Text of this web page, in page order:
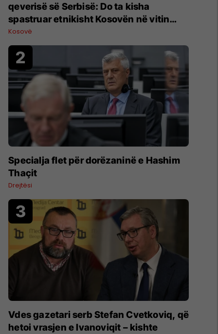
qeverisë së Serbisë: Do ta kisha
spastruar etnikisht Kosovën në vitin
1998
Kosovë
Specialja flet për dorëzaninë e Hashim
Thaçit
Drejtësi
Vdes gazetari serb Stefan Cvetkoviq, që
hetoi vrasjen e Ivanoviqit – kishte